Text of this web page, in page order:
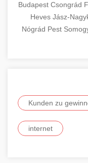
Budapest Csongrád
Heves Jász-
Nógrád Pest
Kunden zu
internet